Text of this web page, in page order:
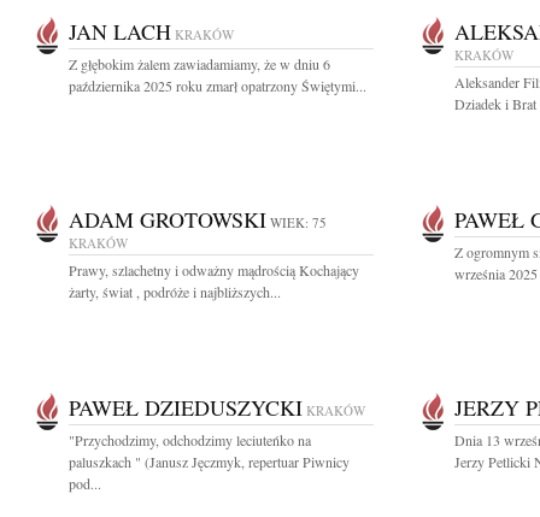
JAN LACH KRAKÓW
Z głębokim żalem zawiadamiamy, że w dniu 6
października 2025 roku zmarł opatrzony Świętymi...
KRAKÓW
Aleksander
Dziadek i Brat
ADAM GROTOWSKI WIEK: 75
KRAKÓW
Prawy, szlachetny i odważny mądrością Kochający
żarty, świat , podróże i najbliższych...
PAWEŁ
Z ogromnym
września
PAWEŁ DZIEDUSZYCKI KRAKÓW
"Przychodzimy, odchodzimy leciuteńko na
paluszkach " (Janusz Jęczmyk, repertuar Piwnicy
pod...
JERZY
Dnia 13
Jerzy Petlicki